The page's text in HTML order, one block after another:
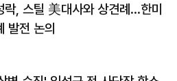
락, 스틸 美대사와 상견례…한미
발전 논의